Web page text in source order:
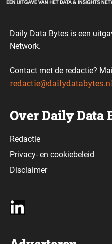
Daily Data Bytes is een
Network.
Contact met de redactie?
Over Daily Data
Redactie
Privacy-en cookiebeleid
Disclaimer